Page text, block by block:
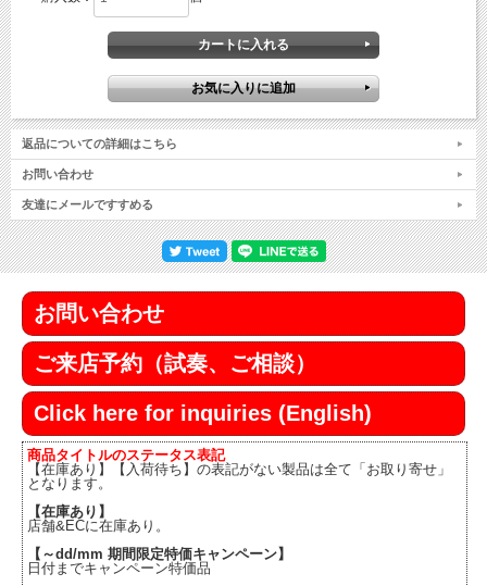
返品についての詳細はこちら
お問い合わせ
友達にメールですすめる
お問い合わせ
ご来店予約（試奏、ご相談）
Click here for inquiries (English)
商品タイトルのステータス表記
【在庫あり】【入荷待ち】の表記がない製品は全て「お取り寄せ」
となります。
【在庫あり】
店舗&ECに在庫あり。
【～dd/mm 期間限定特価キャンペーン】
日付までキャンペーン特価品